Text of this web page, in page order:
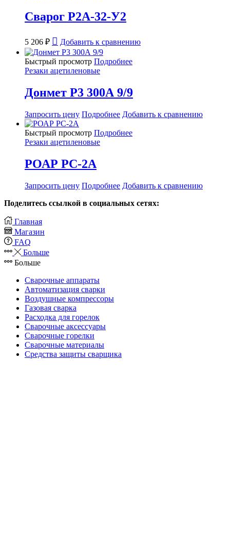
Сварог Р2А-32-У2
5 206 ₽ Добавить к сравнению
Быстрый просмотр Подробнее
Резаки ацетиленовые
Донмет Р3 300А 9/9
Запросить цену Подробнее Добавить к сравнению
Быстрый просмотр Подробнее
Резаки ацетиленовые
РОАР РС-2А
Запросить цену Подробнее Добавить к сравнению
Поделитесь ссылкой в социальных сетях:
Главная
Магазин
FAQ
Больше
Больше
Сварочные аппараты
Автоматизация сварки
Воздушные компрессоры
Газовая сварка
Расходка для горелок
Сварочные аксессуары
Сварочные горелки
Сварочные материалы
Средства защиты сварщика